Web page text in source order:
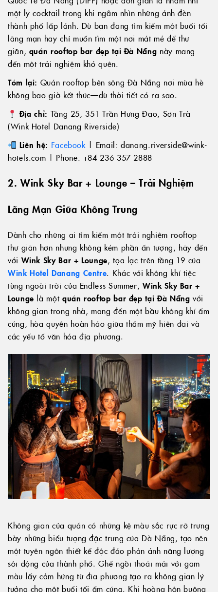
một ly cocktail trong khi ngắm nhìn những ánh đèn
thành phố lấp lánh. Dù bạn đang tìm kiếm một buổi tối
lãng mạn hay chỉ muốn tìm một nơi mát mẻ để thư
giãn, quán rooftop bar đẹp tại Đà Nẵng này mang
đến một trải nghiệm khó quên.
Tóm lại: Quán rooftop bên sông Đà Nẵng nơi mùa hè
không bao giờ kết thúc—dù thời tiết có ra sao.
Địa chỉ: Tầng 25, 351 Trần Hưng Đạo, Sơn Trà
(Wink Hotel Danang Riverside)
Liên hệ: Facebook| Email: danang.riverside@wink-
hotels.com | Phone: +84 236 357 2888
2. Wink Sky Bar + Lounge – Trải Nghiệm
Lãng Mạn Giữa Không Trung
Dành cho những ai tìm kiếm một trải nghiệm rooftop
thư giãn hơn nhưng không kém phần ấn tượng, hãy đến
với Wink Sky Bar + Lounge, tọa lạc trên tầng 19 của
Wink Hotel Danang Centre. Khác với không khí tiệc
tùng ngoài trời của Endless Summer,Wink Sky Bar +
Lounge là một quán rooftop bar đẹp tại Đà Nẵng với
không gian trong nhà, mang đến một bầu không khí ấm
cúng, hòa quyện hoàn hảo giữa thẩm mỹ hiện đại và
các yếu tố văn hóa địa phương.
Không gian của quán có những kệ màu sắc rực rỡ trưng
bày những biểu tượng đặc trưng của Đà Nẵng, tạo nên
một tuyên ngôn thiết kế độc đáo phản ánh năng lượng
sôi động của thành phố. Ghế ngồi thoải mái với gam
màu lấy cảm hứng từ địa phương tạo ra không gian lý
tưởng cho một buổi tối ấm cúng. Khi hoàng hôn buông